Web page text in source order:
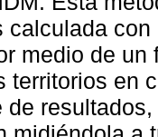
calculada
medio de
territorios en
de